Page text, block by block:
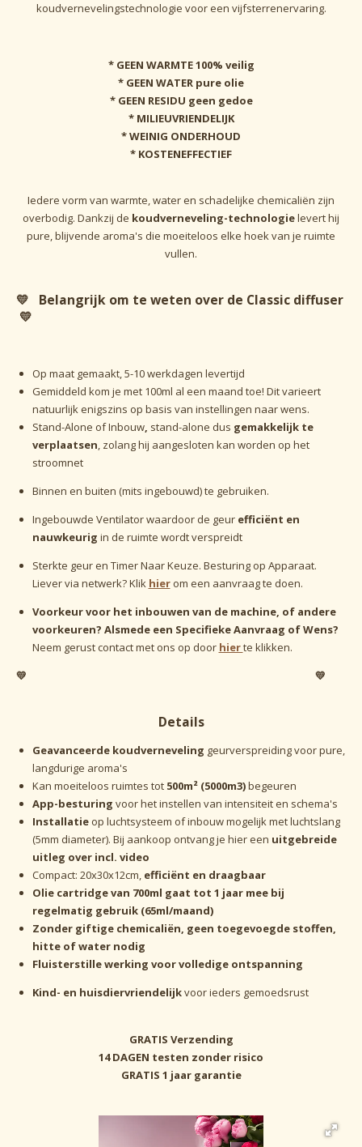
koudvernevelingstechnologie voor een vijfsterrenervaring.
* GEEN WARMTE100% veilig
* GEEN WATER pure olie
* GEEN RESIDU geen gedoe
* MILIEUVRIENDELIJK
* WEINIG ONDERHOUD
* KOSTENEFFECTIEF
Iedere vorm van warmte, water en schadelijke chemicaliën zijn
overbodig. Dankzij de koudverneveling-technologielevert hij
pure, blijvende aroma's die moeiteloos elke hoek van je ruimte
vullen.
💛 Belangrijk om te weten over de Classic diffuser
💛
Op maat gemaakt, 5-10 werkdagen levertijd
Gemiddeld kom je met 100ml al een maand toe! Dit varieert
natuurlijk enigszins op basis van instellingen naar wens.
Stand-Alone of Inbouw, stand-alone dus gemakkelijk te
verplaatsen, zolang hij aangesloten kan worden op het
stroomnet
Binnen en buiten (mits ingebouwd) te gebruiken.
Ingebouwde Ventilatorwaardoor de geur efficiënt en
nauwkeurig in de ruimte wordt verspreidt
Sterkte geur en Timer Naar Keuze. Besturing op Apparaat.
Liever via netwerk? Klik hierom een aanvraag te doen.
Voorkeur voor het inbouwen van de machine, of andere
voorkeuren? Alsmede een Specifieke Aanvraag of Wens?
Neem gerust contact met ons op door hierte klikken.
💛 💛
Details
Geavanceerde koudverneveling geurverspreiding voor pure,
langdurige aroma's
Kan moeiteloos ruimtes tot 500m² (5000m3)begeuren
App-besturing voor het instellen van intensiteit en schema's
Installatie op luchtsysteem of inbouw mogelijk met luchtslang
(5mm diameter). Bij aankoop ontvang je hier een uitgebreide
uitleg over incl. video
Compact: 20x30x12cm, efficiënt en draagbaar
Olie cartridge van 700ml gaat tot 1 jaar mee bij
regelmatig gebruik (65ml/maand)
Zonder giftige chemicaliën, geen toegevoegde stoffen,
hitte of water nodig
Fluisterstille werking voor volledige ontspanning
Kind- en huisdiervriendelijkvoor ieders gemoedsrust
GRATIS Verzending
14 DAGEN testen zonder risico
GRATIS 1 jaar garantie